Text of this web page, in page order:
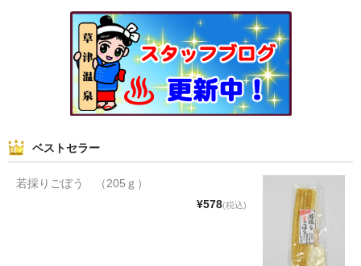
ベストセラー
若採りごぼう （205ｇ）
¥578(税込)